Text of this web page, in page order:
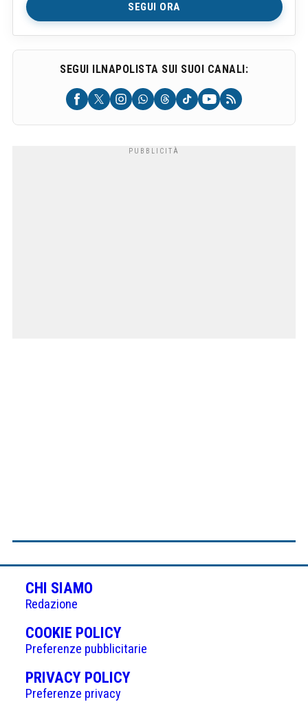
SEGUI ORA
SEGUI ILNAPOLISTA SUI SUOI CANALI:
CHI SIAMO
Redazione
COOKIE POLICY(APRE
IN
UNA
NUOVA
Preferenze pubblicitarie
PRIVACY POLICY(APRE
Preferenze privacy